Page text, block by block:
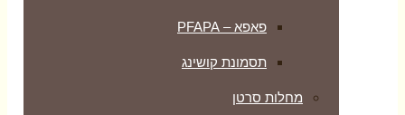
פאפא – PFAPA
תסמונת קושינג
מחלות סרטן